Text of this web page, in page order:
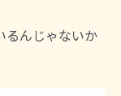
るんじゃないか